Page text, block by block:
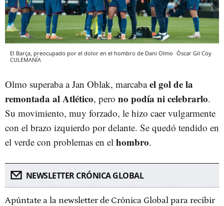
El Barça, preocupado por el dolor en el hombro de Dani Olmo Òscar Gil Coy
CULEMANÍA
Olmo superaba a Jan Oblak, marcabael gol de la
remontada al Atlético, pero no podía ni celebrarlo.
Su movimiento, muy forzado, le hizo caer vulgarmente
con el brazo izquierdo por delante. Se quedó tendido en
el verde con problemas en el hombro.
NEWSLETTER CRÓNICA GLOBAL
Apúntate a la newsletter de Crónica Global para recibir